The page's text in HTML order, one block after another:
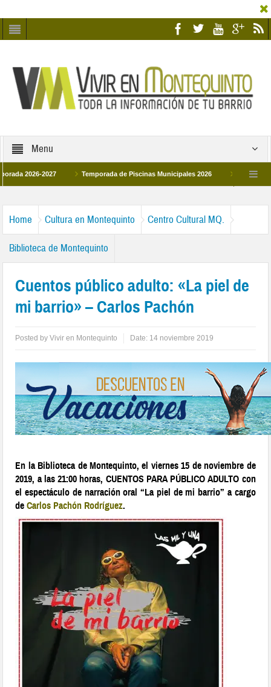
Menu
2027 Temporada de Piscinas Municipales 2026 Los Campus de
Home Cultura en Montequinto Centro Cultural MQ.
Biblioteca de Montequinto
Cuentos público adulto: «La piel de
mi barrio» – Carlos Pachón
Posted byVivir en Montequinto Date: 14 noviembre 2019
En la Biblioteca de Montequinto, el viernes 15 de noviembre de
2019, a las 21:00 horas, CUENTOS PARA PÚBLICO ADULTO con
el espectáculo de narración oral “La piel de mi barrio” a cargo
deCarlos Pachón Rodríguez.